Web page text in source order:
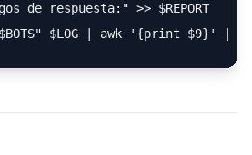
de respuesta:" >> $REPORT
$LOG | awk '{print $9}' |